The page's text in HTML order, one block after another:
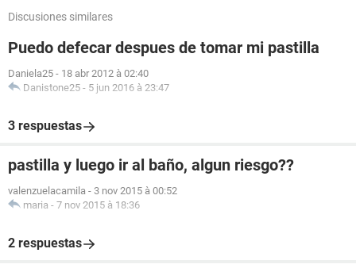
Discusiones similares
Puedo defecar despues de tomar mi pastilla
Daniela25 - 18 abr 2012 à 02:40
Danistone25 - 5 jun 2016 à 23:47
3 respuestas
pastilla y luego ir al baño, algun riesgo??
valenzuelacamila - 3 nov 2015 à 00:52
maria - 7 nov 2015 à 18:36
2 respuestas